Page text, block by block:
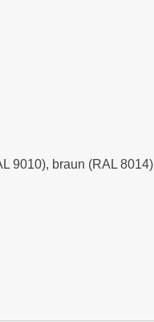
9010), braun (RAL 8014)